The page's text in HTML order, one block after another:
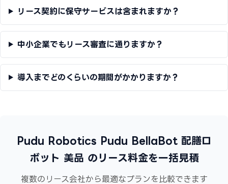
リース契約に保守サービスは含まれますか？
中小企業でもリース審査に通りますか？
導入までどのくらいの期間がかかりますか？
Pudu Robotics Pudu BellaBot 配膳ロ
ボット 美品 のリース料金を一括見積
複数のリース会社から最適なプランを比較できます